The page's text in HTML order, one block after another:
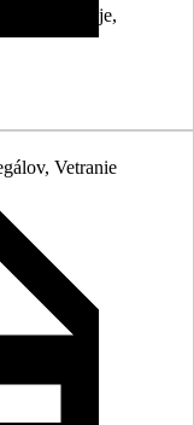
stroje,
Vetranie